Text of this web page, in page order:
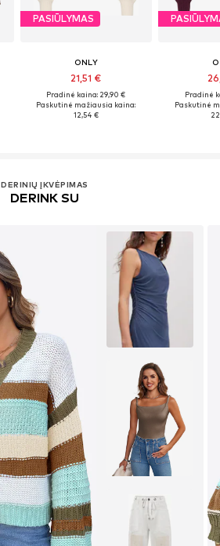
PASIŪLYMAS
ONLY
21,51 €
Pradinė kaina: 29,90 €
Paskutinė mažiausia kaina:
12,54 €
Pradinė
Paskutinė
DERINIŲ ĮKVĖPIMAS
DERINK SU